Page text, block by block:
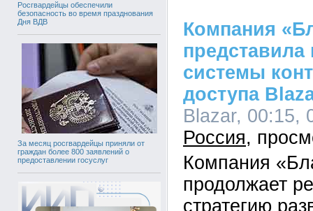
Росгвардейцы обеспечили
безопасность во время празднования
Дня ВДВ
За месяц росгвардейцы приняли от
граждан более 800 заявлений о
предоставлении госуслуг
Компания
системы
доступа
Blazar, 00:15,
Россия
Компания
продолжает
стратегию